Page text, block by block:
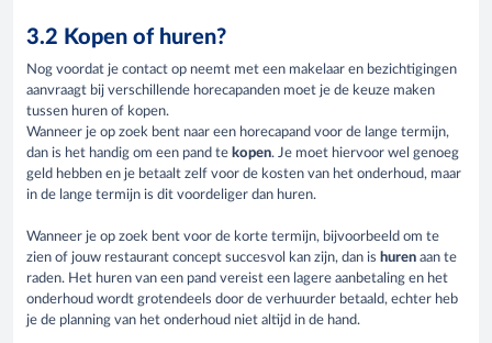
3.2 Kopen of huren?
Nog voordat je contact op neemt met een makelaar en bezichtigingen
aanvraagt bij verschillende horecapanden moet je de keuze maken
tussen huren of kopen.
Wanneer je op zoek bent naar een horecapand voor de lange termijn,
dan is het handig om een pand te kopen. Je moet hiervoor wel genoeg
geld hebben en je betaalt zelf voor de kosten van het onderhoud, maar
in de lange termijn is dit voordeliger dan huren.
Wanneer je op zoek bent voor de korte termijn, bijvoorbeeld om te
zien of jouw restaurant concept succesvol kan zijn, dan is huren aan te
raden. Het huren van een pand vereist een lagere aanbetaling en het
onderhoud wordt grotendeels door de verhuurder betaald, echter heb
je de planning van het onderhoud niet altijd in de hand.